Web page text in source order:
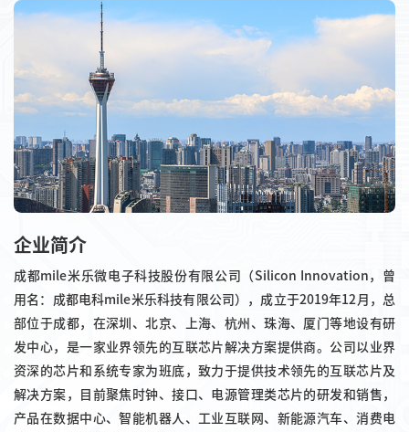
企业简介
成都mile米乐微电子科技股份有限公司（Silicon Innovation，曾
用名：成都电科mile米乐科技有限公司），成立于2019年12月，总
部位于成都，在深圳、北京、上海、杭州、珠海、厦门等地设有研
发中心，是一家业界领先的互联芯片解决方案提供商。公司以业界
资深的芯片和系统专家为班底，致力于提供技术领先的互联芯片及
解决方案，目前聚焦时钟、接口、电源管理类芯片的研发和销售，
产品在数据中心、智能机器人、工业互联网、新能源汽车、消费电